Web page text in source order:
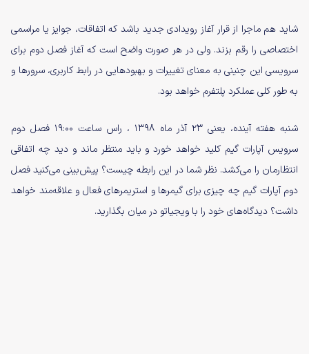
شاید هم ماجرا از قرار آغاز رویدادی جدید باشد که اتفاقات، جوایز یا مراسمی
اختصاصی را رقم بزند. ولی در هر صورت واضح است که آغاز فصل دوم برای
سرویسی این چنینی به معنای تغییرات و بهبودهایی در رابط کاربری، سرورها و
به طور کلی عملکرد پلتفرم خواهد بود.
شنبه هفته آینده، یعنی ۲۳ آذر ماه ۱۳۹۸ ، راس ساعت ۱۹:۰۰ فصل دوم
سرویس آپارات گیم کلید خواهد خورد و باید منتظر ماند و دید چه اتفاقی
انتظارمان را می‌کشد. نظر شما در این رابطه چیست؟ پیش‌بینی می‌کنید فصل
دوم آپارات گیم چه چیزی برای گیمرها و استریمرهای فعال و علاقه‌مند خواهد
داشت؟ دیدگاه‌های خود را با ویجیاتو در میان بگذارید.